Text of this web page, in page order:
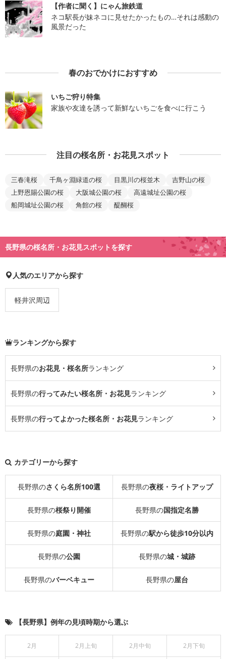
【作者に聞く】にゃん旅鉄道
ネコ駅長が妹ネコに見せたかったもの…それは感動の
風景だった
春のおでかけにおすすめ
いちご狩り特集
家族や友達を誘って新鮮ないちごを食べに行こう
注目の桜名所・お花見スポット
三春滝桜 千鳥ヶ淵緑道の桜 目黒川の桜並木
吉野山の桜
上野恩賜公園の桜
大阪城公園の桜
高遠城址公園の桜
船岡城址公園の桜
角館の桜 醍醐桜
長野県の桜名所・お花見スポットを探す
人気のエリアから探す
軽井沢周辺
ランキングから探す
長野県のお花見・桜名所ランキング
長野県の行ってみたい桜名所・お花見ランキング
長野県の行ってよかった桜名所・お花見ランキング
カテゴリーから探す
長野県のさくら名所100選 長野県の夜桜・ライトアップ
長野県の桜祭り開催 長野県の国指定名勝
長野県の庭園・神社 長野県の駅から徒歩10分以内
長野県の公園 長野県の城・城跡
長野県のバーベキュー 長野県の屋台
【長野県】例年の見頃時期から選ぶ
2月 2月上旬 2月中旬 2月下旬